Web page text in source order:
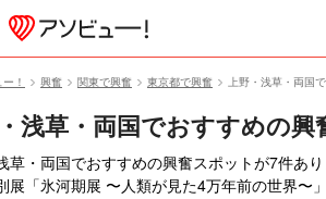
！ 興奮 関東で興奮 東京都で興奮 上野・浅草・両国
浅草・両国でおすすめの興
草・両国でおすすめの興奮スポットが7件あ
展「氷河期展 〜人類が見た4万年前の世界〜